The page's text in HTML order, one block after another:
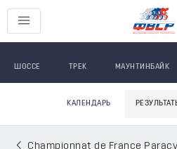
ШОССЕ ТРЕК МАУНТИНБАЙК
КАЛЕНДАРЬ
Championnat de France